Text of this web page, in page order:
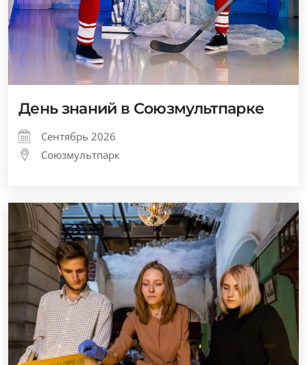
День знаний в Союзмультпарке
Сентябрь 2026
Союзмультпарк